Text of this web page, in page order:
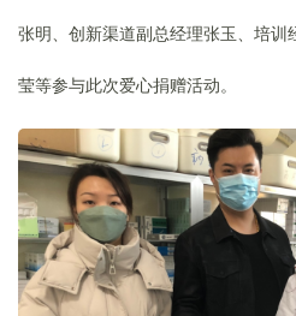
张明、创新渠道副总经理张玉、培
莹等参与此次爱心捐赠活动。